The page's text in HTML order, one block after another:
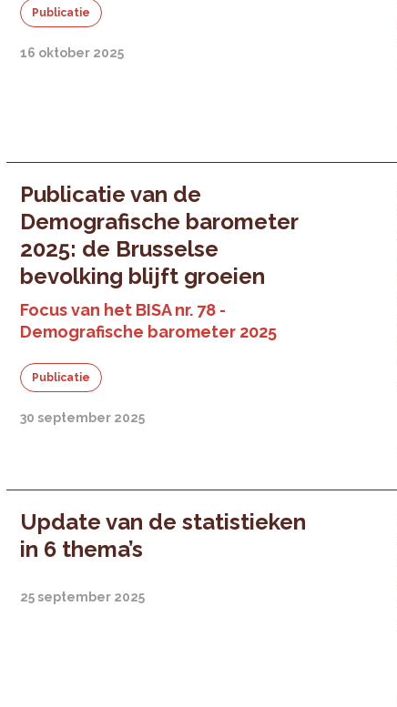
Publicatie
16 oktober 2025
Publicatie van de
Demografische barometer
2025: de Brusselse
bevolking blijft groeien
Focus van het BISA nr. 78 -
Demografische barometer 2025
Publicatie
30 september 2025
Update van de statistieken
in 6 thema’s
25 september 2025